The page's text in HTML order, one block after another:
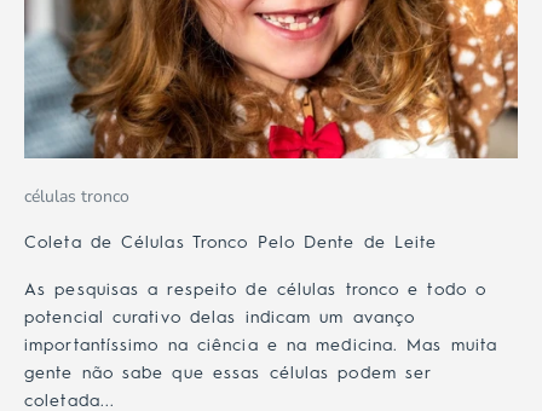
células tronco
Coleta de Células Tronco Pelo Dente de Leite
As pesquisas a respeito de células tronco e todo o
potencial curativo delas indicam um avanço
importantíssimo na ciência e na medicina. Mas muita
gente não sabe que essas células podem ser
coletada...